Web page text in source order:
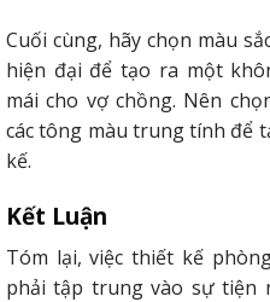
Cuối cùng, hãy chọn màu
hiện đại để tạo ra một
mái cho vợ chồng. Nên
các tông màu trung tính để
kế.
Kết Luận
Tóm lại, việc thiết kế
phải tập trung vào sự tiện